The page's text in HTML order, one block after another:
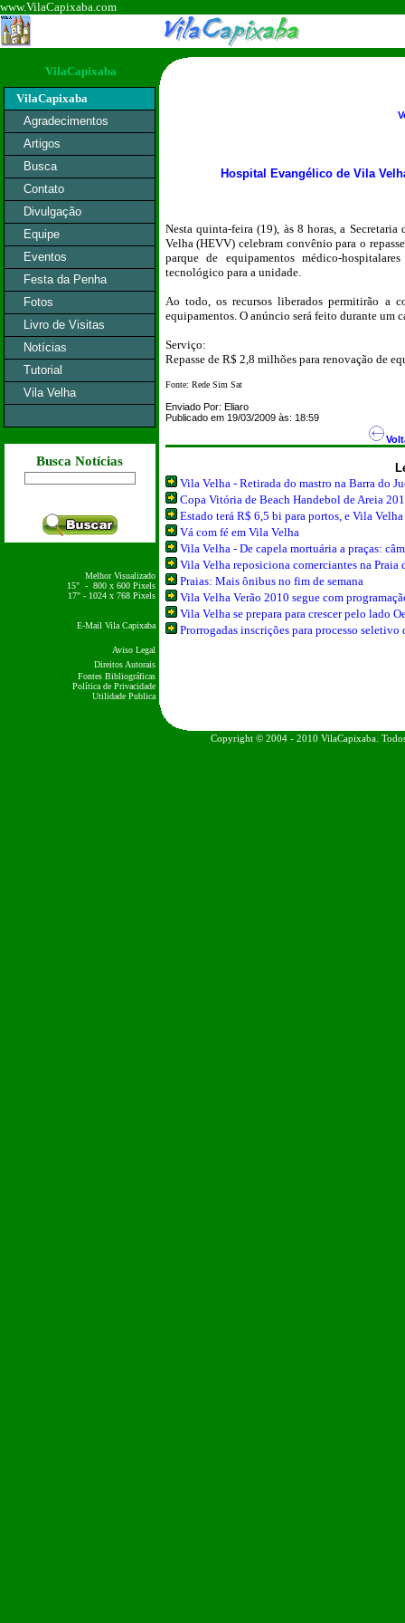
www.VilaCapixaba.com
VilaCapixaba
VilaCapixaba
Agradecimentos
Artigos
Busca
Contato
Divulgação
Equipe
Eventos
Festa da Penha
Fotos
Livro de Visitas
Notícias
Tutorial
Vila Velha
Busca Notícias
Melhor Visualizado
15" - 800 x 600 Pixels
17" - 1024 x 768 Pixels
E-Mail Vila Capixaba
Aviso Legal
Direitos Autorais
Fontes Bibliográficas
Política de Privacidade
Utilidade Publica
Hospital Evangélico de Vila
Nesta quinta-feira (19), às 8 horas, a
Velha (HEVV) celebram convênio para o
parque de equipamentos médico-
tecnológico para a unidade.
Ao todo, os recursos liberados permitirão a
equipamentos. O anúncio será feito durante um
Serviço:
Repasse de R$ 2,8 milhões para renovação de
Fonte: Rede Sim Sat
Enviado Por: Eliaro
Publicado em 19/03/2009 às: 18:59
Vila Velha - Retirada do mastro na Barra do
Copa Vitória de Beach Handebol de Areia
Estado terá R$ 6,5 bi para portos, e Vila Velha
Vá com fé em Vila Velha
Vila Velha - De capela mortuária a praças:
Vila Velha reposiciona comerciantes na Praia
Praias: Mais ônibus no fim de semana
Vila Velha Verão 2010 segue com
Vila Velha se prepara para crescer pelo lado
Prorrogadas inscrições para processo
Copyright © 2004 - 2010 VilaCapixaba.